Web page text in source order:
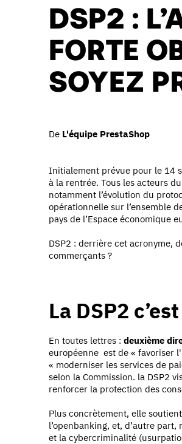
DSP2 :
FORTE
SOYEZ
De L'équipe PrestaShop
Initialement prévue pour le 14
à la rentrée. Tous les acteurs
notamment l’évolution du
opérationnelle sur l’ensemble
pays de l’Espace économique
DSP2 : derrière cet acronyme,
commerçants ?
La DSP2
En toutes lettres : deuxième
européenne est de « favoriser
« moderniser les services de
selon la Commission. la DSP2
renforcer la protection des
Plus concrètement, elle
l’openbanking, et, d’autre part,
et la cybercriminalité